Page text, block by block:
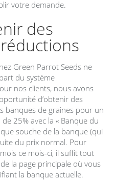
votre demande.
des
Green Parrot Seeds ne
du système
nos clients, nous avons
d’obtenir des
banques de graines pour un
25% avec la « Banque du
souche de la banque (qui
du prix normal. Pour
ce mois-ci, il suffit tout
la page principale où vous
la banque actuelle.